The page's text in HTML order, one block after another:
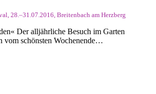
28.–31.07.2016, Breitenbach am Herzberg
Der alljährliche Besuch im Garten
vom schönsten Wochenende…